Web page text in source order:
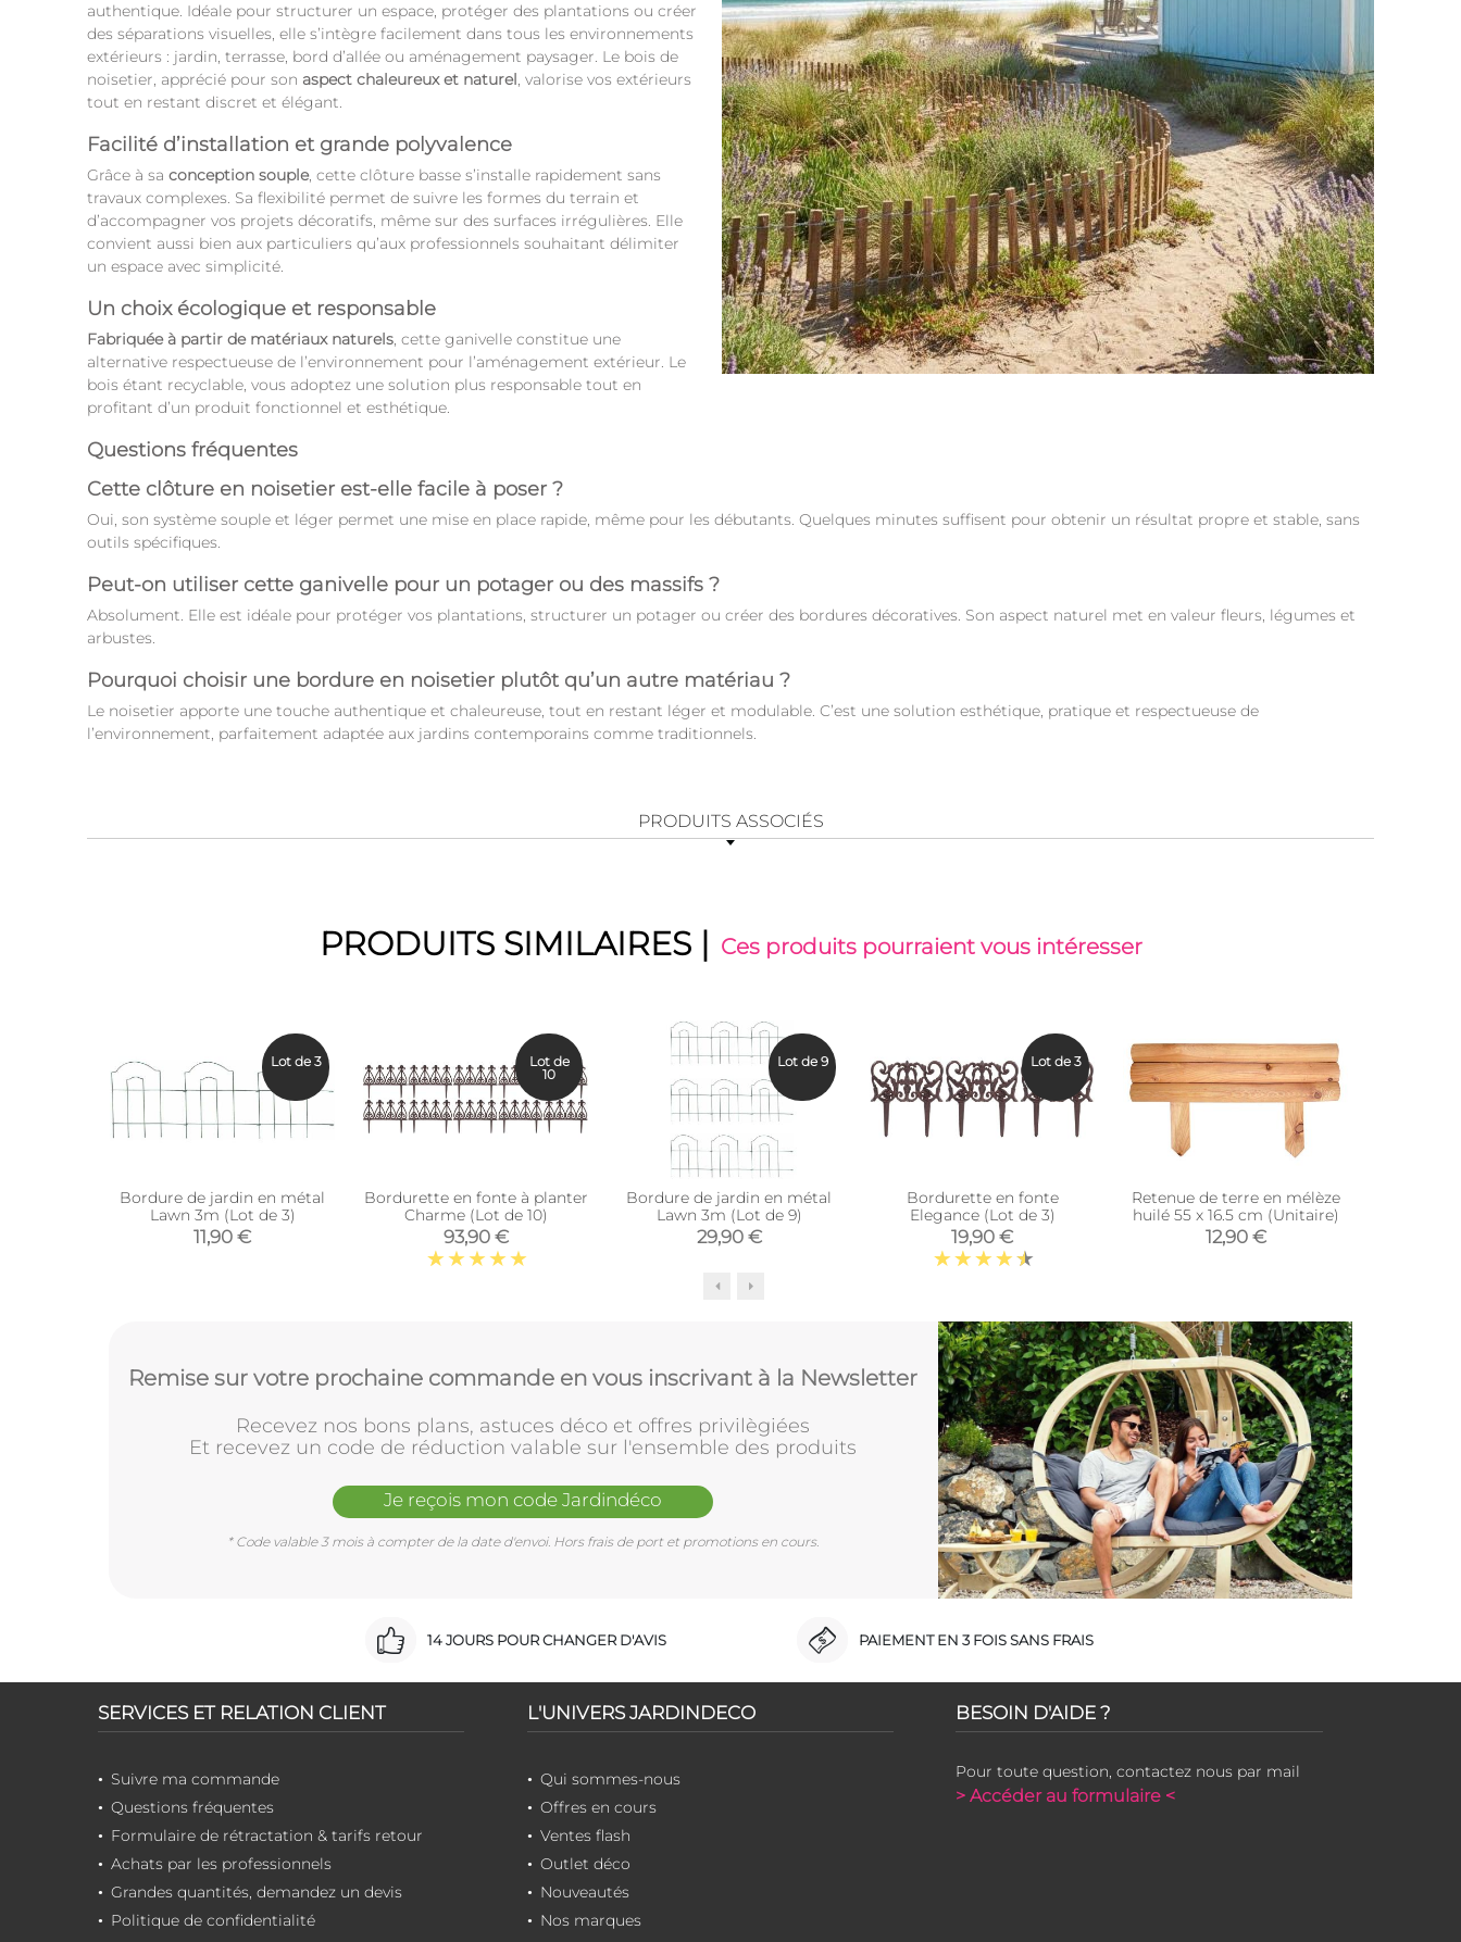
authentique. Idéale pour structurer un espace, protéger des plantations ou créer
des séparations visuelles, elle s’intègre facilement dans tous les environnements
extérieurs : jardin, terrasse, bord d’allée ou aménagement paysager. Le bois de
noisetier, apprécié pour son aspect chaleureux et naturel, valorise vos extérieurs
tout en restant discret et élégant.
Facilité d’installation et grande polyvalence
Grâce à sa conception souple, cette clôture basse s’installe rapidement sans
travaux complexes. Sa flexibilité permet de suivre les formes du terrain et
d’accompagner vos projets décoratifs, même sur des surfaces irrégulières. Elle
convient aussi bien aux particuliers qu’aux professionnels souhaitant délimiter
un espace avec simplicité.
Un choix écologique et responsable
Fabriquée à partir de matériaux naturels, cette ganivelle constitue une
alternative respectueuse de l’environnement pour l’aménagement extérieur. Le
bois étant recyclable, vous adoptez une solution plus responsable tout en
profitant d’un produit fonctionnel et esthétique.
Questions fréquentes
Cette clôture en noisetier est-elle facile à poser ?
Oui, son système souple et léger permet une mise en place rapide, même pour les débutants. Quelques minutes suffisent pour obtenir un résultat propre et stable, sans
outils spécifiques.
Peut-on utiliser cette ganivelle pour un potager ou des massifs ?
Absolument. Elle est idéale pour protéger vos plantations, structurer un potager ou créer des bordures décoratives. Son aspect naturel met en valeur fleurs, légumes et
arbustes.
Pourquoi choisir une bordure en noisetier plutôt qu’un autre matériau ?
Le noisetier apporte une touche authentique et chaleureuse, tout en restant léger et modulable. C’est une solution esthétique, pratique et respectueuse de
l’environnement, parfaitement adaptée aux jardins contemporains comme traditionnels.
PRODUITS ASSOCIÉS
PRODUITS SIMILAIRES | Ces produits pourraient vous intéresser
Bordure de jardin en métal
Lawn 3m (Lot de 3)
11,90 €
Lot de 3
Bordurette en fonte à planter
Charme (Lot de 10)
93,90 €
Lot de
10
Bordure de jardin en métal
Lawn 3m (Lot de 9)
29,90 €
Lot de 9
Bordurette en fonte
Elegance (Lot de 3)
19,90 €
Lot de 3
Retenue de terre en mélèze
huilé 55 x 16.5 cm (Unitaire)
12,90 €
Remise sur votre prochaine commande en vous inscrivant à la Newsletter
Recevez nos bons plans, astuces déco et offres privilègiées
Et recevez un code de réduction valable sur l'ensemble des produits
Je reçois mon code Jardindéco
* Code valable 3 mois à compter de la date d'envoi. Hors frais de port et promotions en cours.
14 JOURS POUR CHANGER D'AVIS PAIEMENT EN 3 FOIS SANS FRAIS
SERVICES ET RELATION CLIENT
Suivre ma commande
Questions fréquentes
Formulaire de rétractation & tarifs retour
Achats par les professionnels
Grandes quantités, demandez un devis
Politique de confidentialité
L'UNIVERS JARDINDECO
Qui sommes-nous
Offres en cours
Ventes flash
Outlet déco
Nouveautés
Nos marques
BESOIN D'AIDE ?
Pour toute question, contactez nous par mail
> Accéder au formulaire <